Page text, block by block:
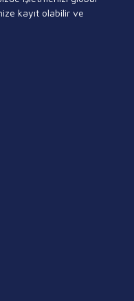
kayıt olabilir ve